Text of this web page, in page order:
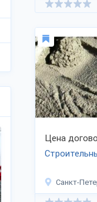
Цена
Санкт-